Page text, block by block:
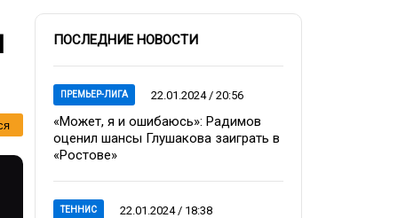
ПОСЛЕДНИЕ НОВОСТИ
ПРЕМЬЕР-ЛИГА 22.01.2024 / 20:56
«Может, я и ошибаюсь»: Радимов
оценил шансы Глушакова заиграть в
«Ростове»
ТЕННИС 22.01.2024 / 18:38